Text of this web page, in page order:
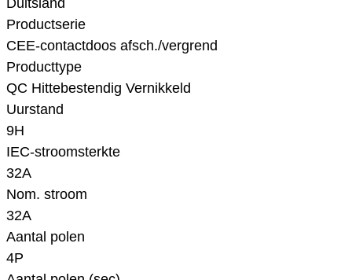
Duitsland
Productserie
CEE-contactdoos afsch./vergrend
Producttype
QC Hittebestendig Vernikkeld
Uurstand
9H
IEC-stroomsterkte
32A
Nom. stroom
32A
Aantal polen
4P